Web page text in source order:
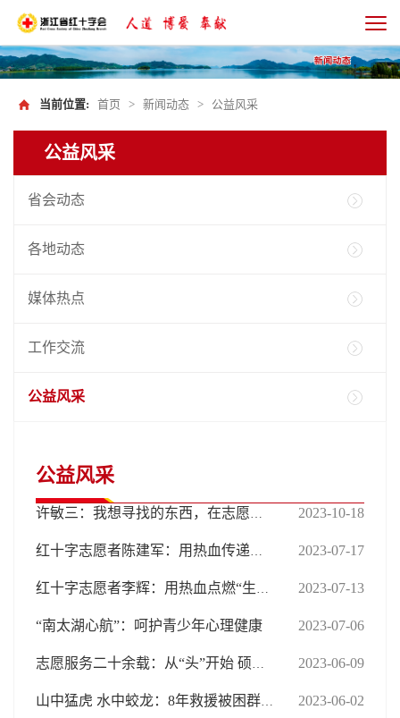
当前位置: 首页 > 新闻动态 > 公益风采
公益风采
省会动态
各地动态
媒体热点
工作交流
公益风采
公益风采
许敏三：我想寻找的东西，在志愿服务中有答案 2023-10-18
红十字志愿者陈建军：用热血传递爱与温暖 2023-07-17
红十字志愿者李辉：用热血点燃“生命之光” 2023-07-13
“南太湖心航”：呵护青少年心理健康 2023-07-06
志愿服务二十余载：从“头”开始 硕果满盈 2023-06-09
山中猛虎 水中蛟龙：8年救援被困群众70余人 2023-06-02